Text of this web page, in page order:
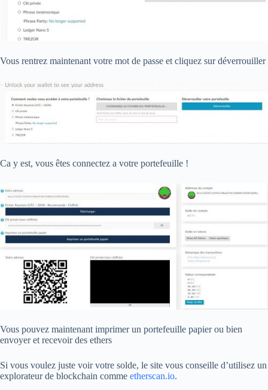
Vous rentrez maintenant votre mot de passe et cliquez sur déverrouiller
Ca y est, vous êtes connectez a votre portefeuille !
Vous pouvez maintenant imprimer un portefeuille papier ou bien
envoyer et recevoir des ethers
Si vous voulez juste voir votre solde, le site vous conseille d’utilisez un
explorateur de blockchain comme etherscan.io.